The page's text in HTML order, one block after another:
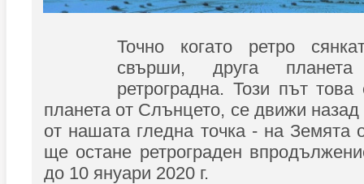
Точно когато ретро
свърши, друга
ретроградна. Този път
планета от Слънцето, се движи назад
от нашата гледна точка - на Земята
ще остане ретрограден
до 10 януари 2020 г.